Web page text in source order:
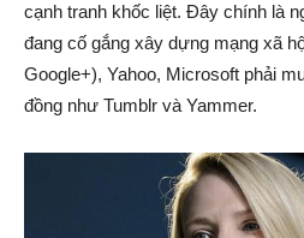
cạnh tranh khốc liệt. Đây chính là
đang cố gắng xây dựng mạng xã
Google+), Yahoo, Microsoft phải
đồng như Tumblr và Yammer.